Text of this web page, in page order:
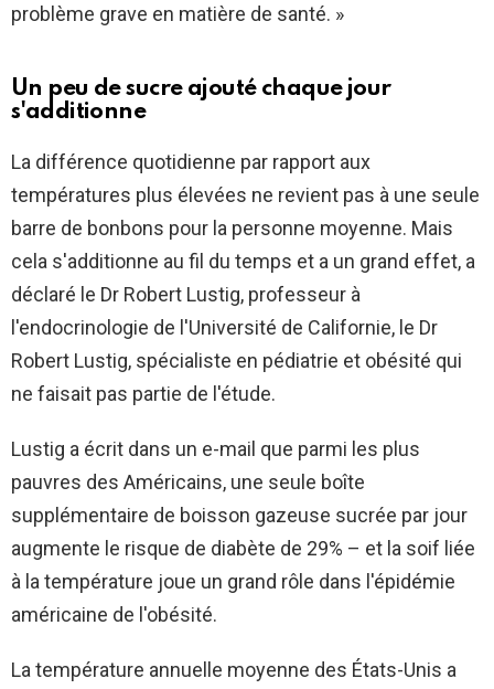
problème grave en matière de santé. »
Un peu de sucre ajouté chaque jour
s'additionne
La différence quotidienne par rapport aux
températures plus élevées ne revient pas à une seule
barre de bonbons pour la personne moyenne. Mais
cela s'additionne au fil du temps et a un grand effet, a
déclaré le Dr Robert Lustig, professeur à
l'endocrinologie de l'Université de Californie, le Dr
Robert Lustig, spécialiste en pédiatrie et obésité qui
ne faisait pas partie de l'étude.
Lustig a écrit dans un e-mail que parmi les plus
pauvres des Américains, une seule boîte
supplémentaire de boisson gazeuse sucrée par jour
augmente le risque de diabète de 29% – et la soif liée
à la température joue un grand rôle dans l'épidémie
américaine de l'obésité.
La température annuelle moyenne des États-Unis a